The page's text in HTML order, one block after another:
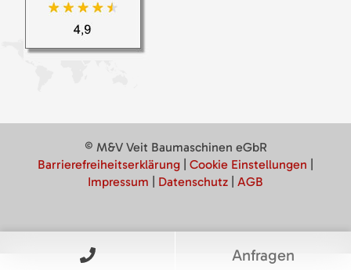
© M&V Veit Baumaschinen eGbR
Barrierefreiheitserklärung
Cookie Einstellungen
Impressum
Datenschutz AGB
Anfragen